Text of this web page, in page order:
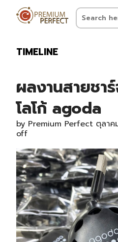
TIMELINE
ผลงานสายชา
โลโก้ agoda
by Premium Perfect ตุลาค
off